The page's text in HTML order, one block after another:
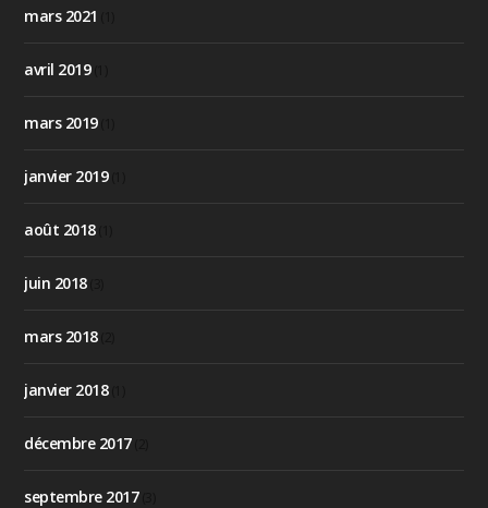
mars 2021
avril 2019(1)
mars 2019(1)
janvier 2019(1)
août 2018(1)
juin 2018(3)
mars 2018(2)
janvier 2018(1)
décembre 2017(2)
septembre 2017(3)